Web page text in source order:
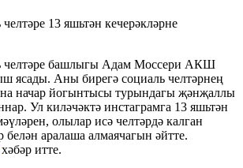
13 яшьтән кечерәкләрне
челтәре башлыгы Адам Моссери АКШ
ясады. Аны бирегә социаль челтәрнең
начар йогынтысы турындагы җәнҗаллы
Ул киләчәктә инстаграмга 13 яшьтән
олылар исә челтәрдә калган
белән аралаша алмаячагын әйтте.
хәбәр итте.